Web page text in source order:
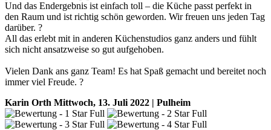
Und das Endergebnis ist einfach toll – die Küche passt perfekt in
den Raum und ist richtig schön geworden. Wir freuen uns jeden Tag
darüber. ?
All das erlebt mit in anderen Küchenstudios ganz anders und fühlt
sich nicht ansatzweise so gut aufgehoben.
Vielen Dank ans ganz Team! Es hat Spaß gemacht und bereitet noch
immer viel Freude. ?
Karin Orth Mittwoch, 13. Juli 2022 | Pulheim